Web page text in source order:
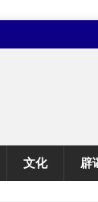
文化 辟